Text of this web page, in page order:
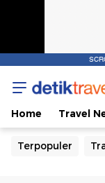
Home Travel
Terpopuler